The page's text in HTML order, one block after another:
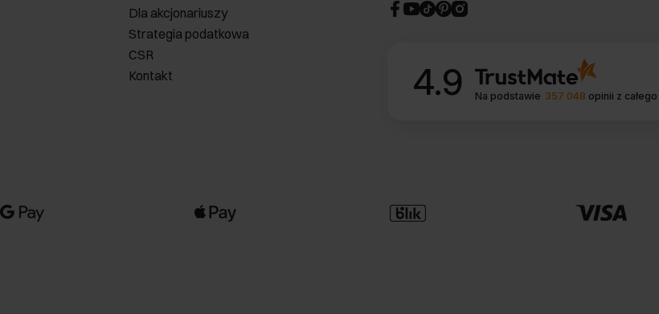
Dla akcjonariuszy
Strategia podatkowa
CSR
Kontakt
4.9 Na podstawie 357 048 opinii z